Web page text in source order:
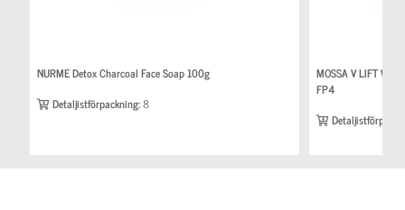
NURME Detox Charcoal Face Soap 100g
Detaljistförpackning:8
MOSSA V LIFT
FP4